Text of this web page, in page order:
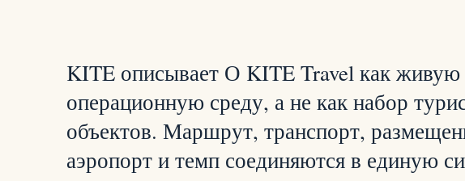
KITE описывает О KITE Travel как живую
операционную среду, а не как набор
объектов. Маршрут, транспорт,
аэропорт и темп соединяются в единую